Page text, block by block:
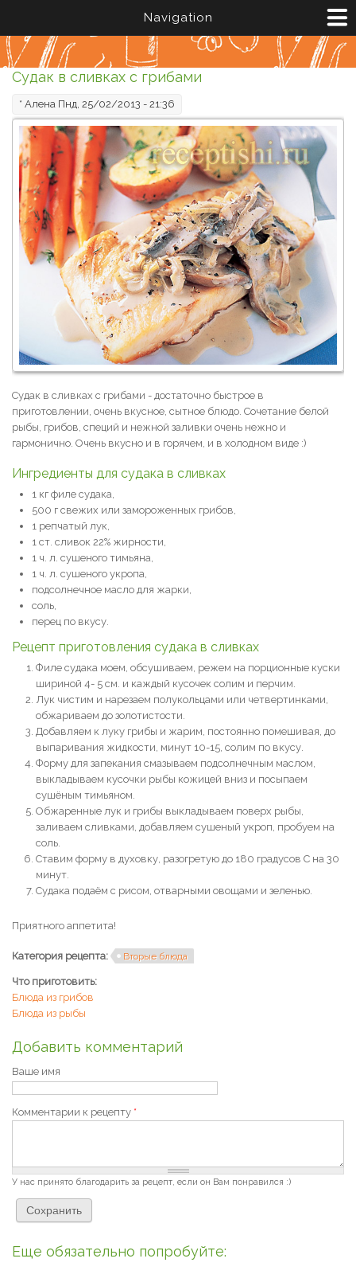
Navigation
Судак в сливках с грибами
* Алена Пнд, 25/02/2013 - 21:36
Судак в сливках с грибами - достаточно быстрое в
приготовлении, очень вкусное, сытное блюдо. Сочетание белой
рыбы, грибов, специй и нежной заливки очень нежно и
гармонично. Очень вкусно и в горячем, и в холодном виде :)
Ингредиенты для судака в сливках
1 кг филе судака,
500 г свежих или замороженных грибов,
1 репчатый лук,
1 ст. сливок 22% жирности,
1 ч. л. сушеного тимьяна,
1 ч. л. сушеного укропа,
подсолнечное масло для жарки,
соль,
перец по вкусу.
Рецепт приготовления судака в сливках
Филе судака моем, обсушиваем, режем на порционные куски
шириной 4- 5 см. и каждый кусочек солим и перчим.
Лук чистим и нарезаем полукольцами или четвертинками,
обжариваем до золотистости.
Добавляем к луку грибы и жарим, постоянно помешивая, до
выпаривания жидкости, минут 10-15, солим по вкусу.
Форму для запекания смазываем подсолнечным маслом,
выкладываем кусочки рыбы кожицей вниз и посыпаем
сушёным тимьяном.
Обжаренные лук и грибы выкладываем поверх рыбы,
заливаем сливками, добавляем сушеный укроп, пробуем на
соль.
Ставим форму в духовку, разогретую до 180 градусов С на 30
минут.
Судака подаём с рисом, отварными овощами и зеленью.
Приятного аппетита!
Категория рецепта: Вторые блюда
Что приготовить:
Блюда из грибов
Блюда из рыбы
Добавить комментарий
Ваше имя
Комментарии к рецепту *
У нас принято благодарить за рецепт, если он Вам понравился :)
Еще обязательно попробуйте: